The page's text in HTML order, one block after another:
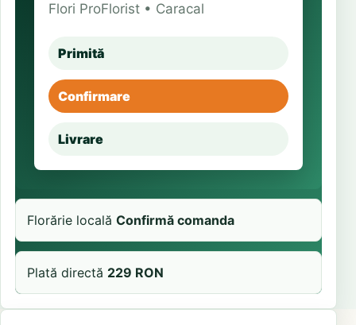
Flori ProFlorist • Caracal
Primită
Confirmare
Livrare
Florărie locală Confirmă comanda
Plată directă 229 RON